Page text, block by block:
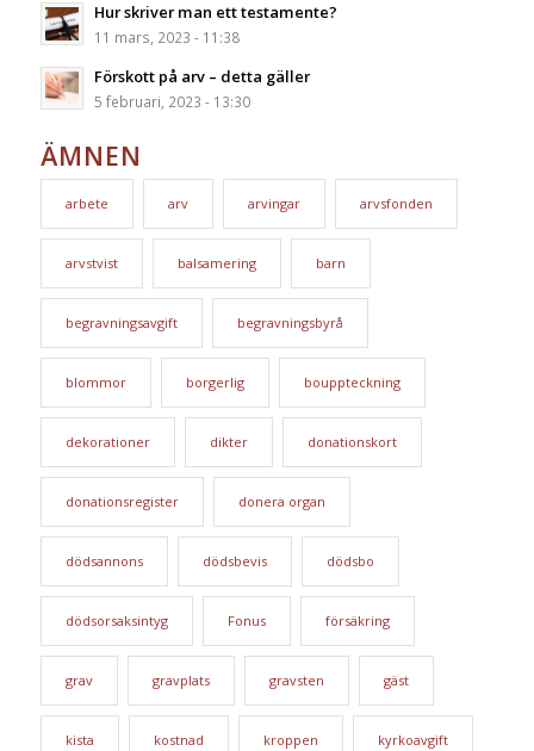
Hur skriver man ett testamente?
11 mars, 2023 - 11:38
Förskott på arv – detta gäller
5 februari, 2023 - 13:30
ÄMNEN
arbete arv arvingar arvsfonden
arvstvist balsamering barn
begravningsavgift begravningsbyrå
blommor borgerlig bouppteckning
dekorationer dikter donationskort
donationsregister donera organ
dödsannons dödsbevis dödsbo
dödsorsaksintyg Fonus försäkring
grav gravplats gravsten gäst
kista kostnad kroppen kyrkoavgift